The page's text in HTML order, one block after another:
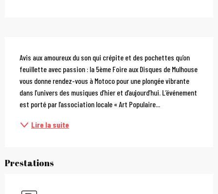
Description
Avis aux amoureux du son qui crépite et des pochettes qu’on
feuillette avec passion : la 5ème Foire aux Disques de Mulhouse
vous donne rendez-vous à Motoco pour une plongée vibrante
dans l’univers des musiques d’hier et d’aujourd’hui. L’événement
est porté par l’association locale « Art Populaire...
Lire la suite
Prestations